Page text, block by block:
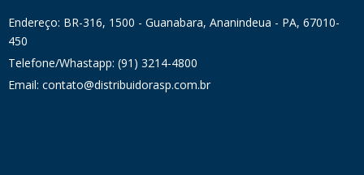
Endereço: BR-316, 1500 - Guanabara, Ananindeua - PA, 67010-
450
Telefone/Whastapp: (91) 3214-4800
Email: contato@distribuidorasp.com.br